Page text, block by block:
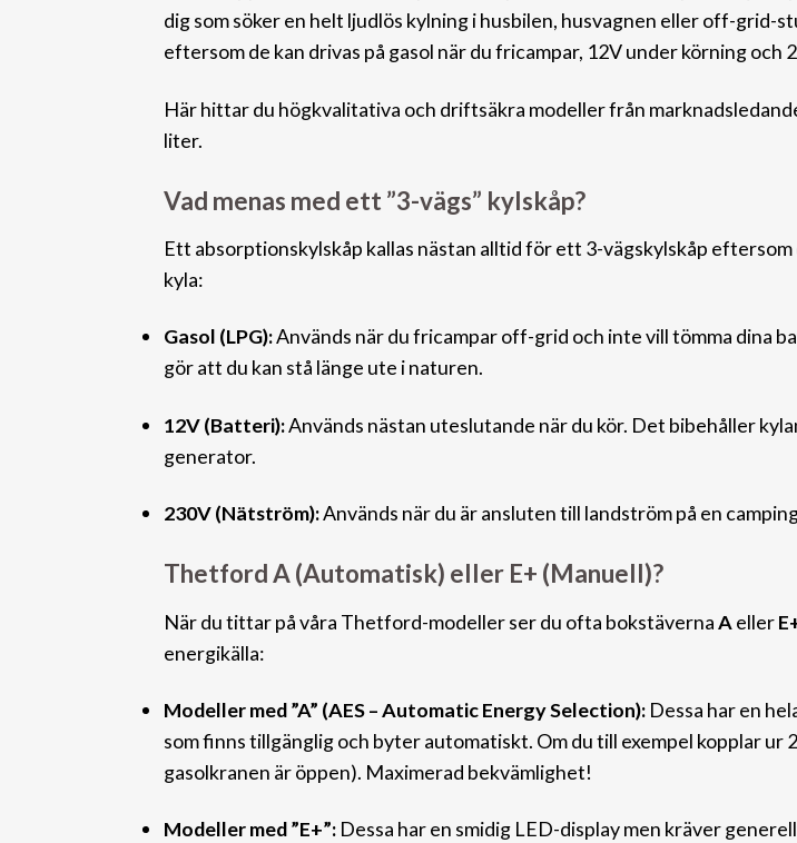
digsom söker en helt ljudlös kylning i husbilen, husvagnen eller off-grid-
eftersom de kan drivas på gasol när du fricampar, 12V under körning och
Här hittar du högkvalitativa och driftsäkra modeller från
liter.
Vad menas med ett ”3-vägs” kylskåp?
Ett absorptionskylskåp kallas nästan alltid för ett 3-vägskylskåp
kyla:
Gasol (LPG):Används när du fricampar off-grid och inte vill tömma dina
gör att du kan stå länge ute i naturen.
12V (Batteri):Används nästan uteslutande när du kör. Det bibehåller
generator.
230V (Nätström):Används när du är ansluten till landström på en
Thetford A (Automatisk) eller E+ (Manuell)?
När du tittar på våra Thetford-modeller ser du ofta bokstävernaA eller
energikälla:
Modeller med ”A” (AES – Automatic Energy Selection): Dessa har en
som finns tillgänglig och byter automatiskt. Om du till exempel kopplar
gasolkranen är öppen). Maximerad bekvämlighet!
Modeller med ”E+”: Dessa har en smidig LED-display men kräver